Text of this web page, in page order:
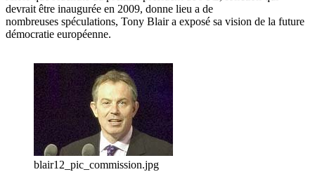
devrait être inaugurée en 2009, donne lieu a de
nombreuses spéculations, Tony Blair a exposé sa vision de la future
démocratie européenne.
blair12_pic_commission.jpg